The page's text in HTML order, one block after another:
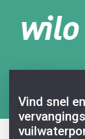
Vind snel